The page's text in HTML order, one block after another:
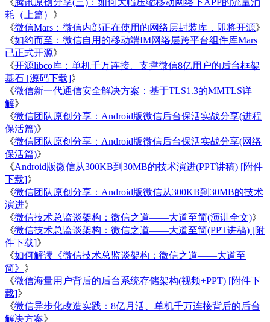
《腾讯原创分享(三)：如何大幅压缩移动网络下APP的流量消
耗（上篇） 》
《微信Mars：微信内部正在使用的网络层封装库，即将开源》
《如约而至：微信自用的移动端IM网络层跨平台组件库Mars
已正式开源》
《开源libco库：单机千万连接、支撑微信8亿用户的后台框架
基石 [源码下载]》
《微信新一代通信安全解决方案：基于TLS1.3的MMTLS详
解》
《微信团队原创分享：Android版微信后台保活实战分享(进程
保活篇)》
《微信团队原创分享：Android版微信后台保活实战分享(网络
保活篇)》
《Android版微信从300KB到30MB的技术演进(PPT讲稿) [附件
下载]》
《微信团队原创分享：Android版微信从300KB到30MB的技术
演进》
《微信技术总监谈架构：微信之道——大道至简(演讲全文)》
《微信技术总监谈架构：微信之道——大道至简(PPT讲稿) [附
件下载]》
《如何解读《微信技术总监谈架构：微信之道——大道至
简》 》
《微信海量用户背后的后台系统存储架构(视频+PPT) [附件下
载]》
《微信异步化改造实践：8亿月活、单机千万连接背后的后台
解决方案》